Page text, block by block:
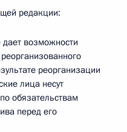
редакции:
возможности
реорганизации
лица несут
обязательствам
перед его